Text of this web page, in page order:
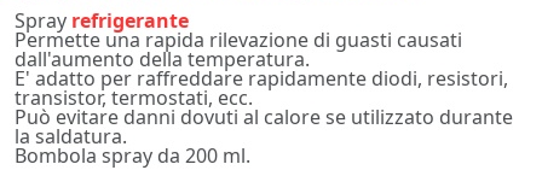
Spray refrigerante
Permette una rapida rilevazione di guasti causati
dall'aumento della temperatura.
E' adatto per raffreddare rapidamente diodi, resistori,
transistor, termostati, ecc.
Può evitare danni dovuti al calore se utilizzato durante
la saldatura.
Bombola spray da 200 ml.